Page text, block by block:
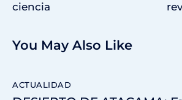
ciencia
You May Also Like
ACTUALIDAD